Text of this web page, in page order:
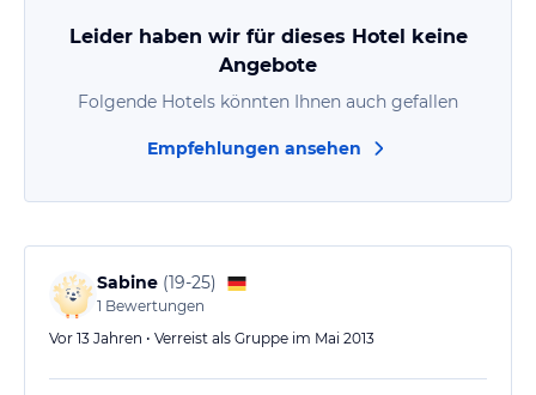
Leider haben wir für dieses Hotel keine
Angebote
Folgende Hotels könnten Ihnen auch gefallen
Empfehlungen ansehen
Sabine (19-25)
1 Bewertungen
Vor 13 Jahren • Verreist als Gruppe im Mai 2013